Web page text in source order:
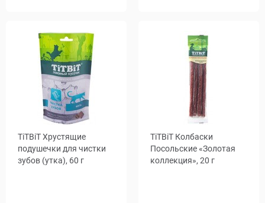
TiTBiT Хрустящие
подушечки для чистки
зубов (утка), 60 г
TiTBiT Колбаски
Посольские «Золотая
коллекция», 20 г